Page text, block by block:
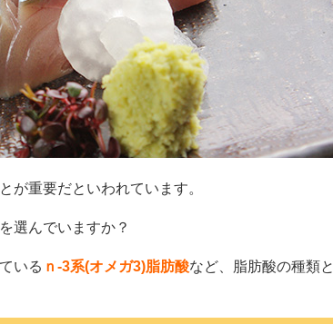
が重要だといわれています。
選んでいますか？
いる ｎ-3系(オメガ3)脂肪酸など、脂肪酸の種類と